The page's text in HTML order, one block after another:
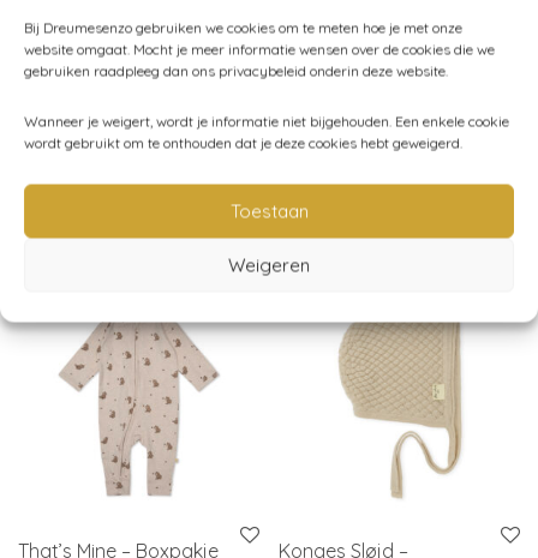
Bij Dreumesenzo gebruiken we cookies om te meten hoe je met onze
website omgaat. Mocht je meer informatie wensen over de cookies die we
gebruiken raadpleeg dan ons privacybeleid onderin deze website.
Wanneer je weigert, wordt je informatie niet bijgehouden. Een enkele cookie
wordt gebruikt om te onthouden dat je deze cookies hebt geweigerd.
Toestaan
Weigeren
Artikelnummer:N/B
vesten
Gerelateerde producten
That’s Mine – Boxpakje
Konges Sløjd –